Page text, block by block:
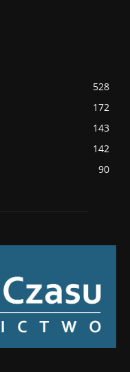
528
172
143
142
90